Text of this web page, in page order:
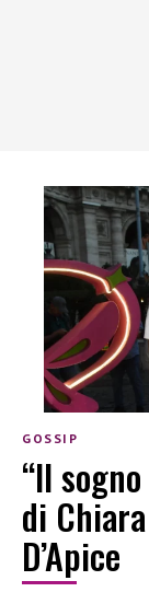
GOSSIP
“Il
di
D’Apice